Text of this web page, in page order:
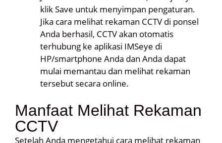
klik Save untuk menyimpan pengaturan.
Jika cara melihat rekaman CCTV di ponsel
Anda berhasil, CCTV akan otomatis
terhubung ke aplikasi IMSeye di
HP/smartphone Anda dan Anda dapat
mulai memantau dan melihat rekaman
tersebut secara online.
Manfaat Melihat Rekaman
CCTV
Setelah Anda mengetahui cara melihat rekaman